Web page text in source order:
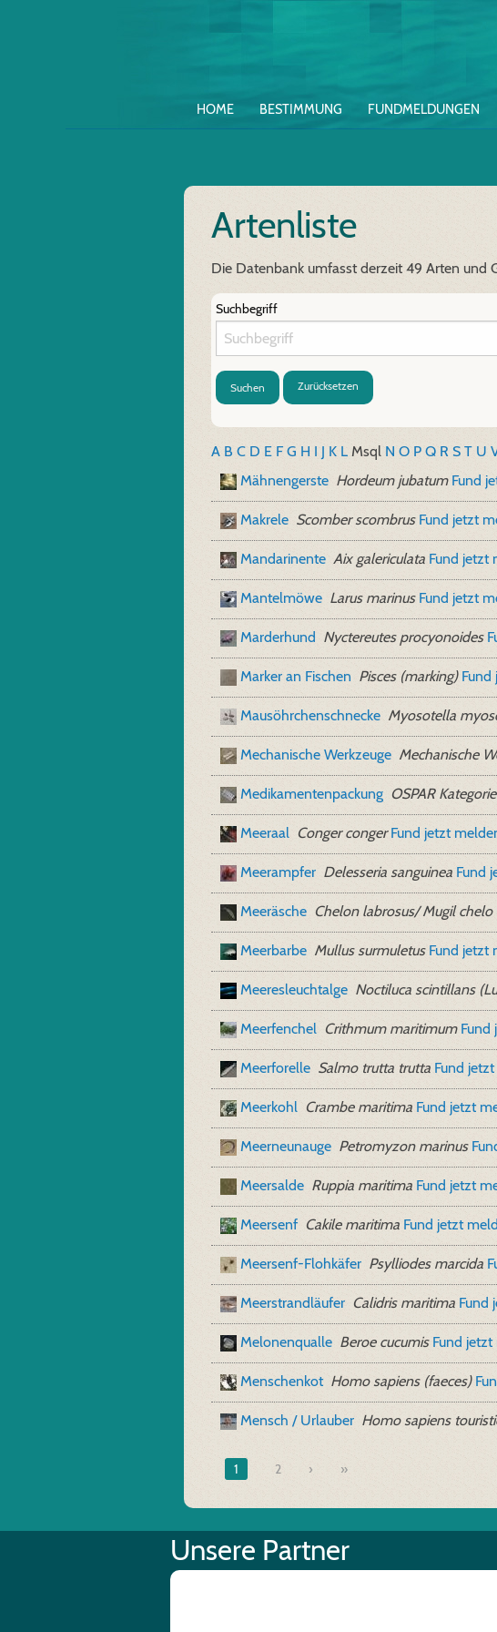
HOME BESTIMMUNG FUNDMELDUNGEN
Artenliste
Die Datenbank umfasst derzeit 49 Arten und
Suchbegriff
Suchen Zurücksetzen
A B C D E FG H I J K L Msql N O P Q R S T U
Mähnengerste Hordeum jubatum Fund
Makrele Scomber scombrus Fund jetzt
Mandarinente Aix galericulata Fund jetzt
Mantelmöwe Larus marinus Fund jetzt
Marderhund Nyctereutes procyonoides
Marker an Fischen Pisces (marking)
Mausöhrchenschnecke Myosotella
Mechanische Werkzeuge Mechanische
Medikamentenpackung OSPAR
Meeraal Conger conger Fund jetzt
Meerampfer Delesseria sanguinea Fund
Meeräsche Chelon labrosus/ Mugil chelo
Meerbarbe Mullus surmuletus Fund jetzt
Meeresleuchtalge Noctiluca scintillans
Meerfenchel Crithmum maritimum Fund
Meerforelle Salmo trutta trutta Fund
Meerkohl Crambe maritima Fund jetzt
Meerneunauge Petromyzon marinus
Meersalde Ruppia maritima Fund jetzt
Meersenf Cakile maritima Fund jetzt
Meersenf-Flohkäfer Psylliodes marcida
Meerstrandläufer Calidris maritima Fund
Melonenqualle Beroe cucumis Fund
Menschenkot Homo sapiens (faeces)
Mensch / Urlauber Homo sapiens
1 2 »
Unsere Partner